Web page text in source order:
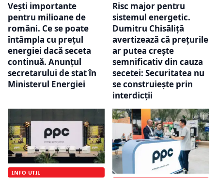
Vești importante
pentru milioane de
români. Ce se poate
întâmpla cu prețul
energiei dacă seceta
continuă. Anunțul
secretarului de stat în
Ministerul Energiei
Risc major pentru
sistemul energetic.
Dumitru Chisăliță
avertizează că prețurile
ar putea crește
semnificativ din cauza
secetei: Securitatea nu
se construiește prin
interdicții
INFO UTIL